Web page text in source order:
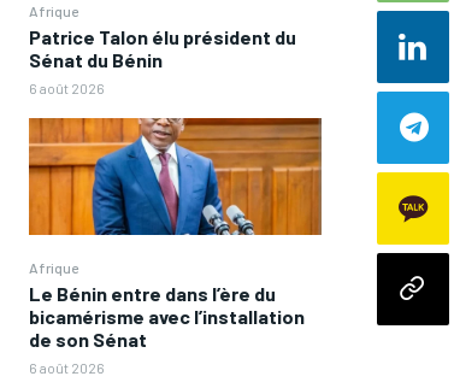
Afrique
Patrice Talon élu président du
Sénat du Bénin
6 août 2026
Afrique
Le Bénin entre dans l’ère du
bicamérisme avec l’installation
de son Sénat
6 août 2026